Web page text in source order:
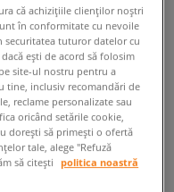
că achizițiile clienților noștri
în conformitate cu nevoile
securitatea tuturor datelor cu
ești de acord să folosim
site-ul nostru pentru a
tine, inclusiv recomandări de
reclame personalizate sau
oricând setările cookie,
dorești să primești o ofertă
tale, alege "Refuză
să citești
politica noastră